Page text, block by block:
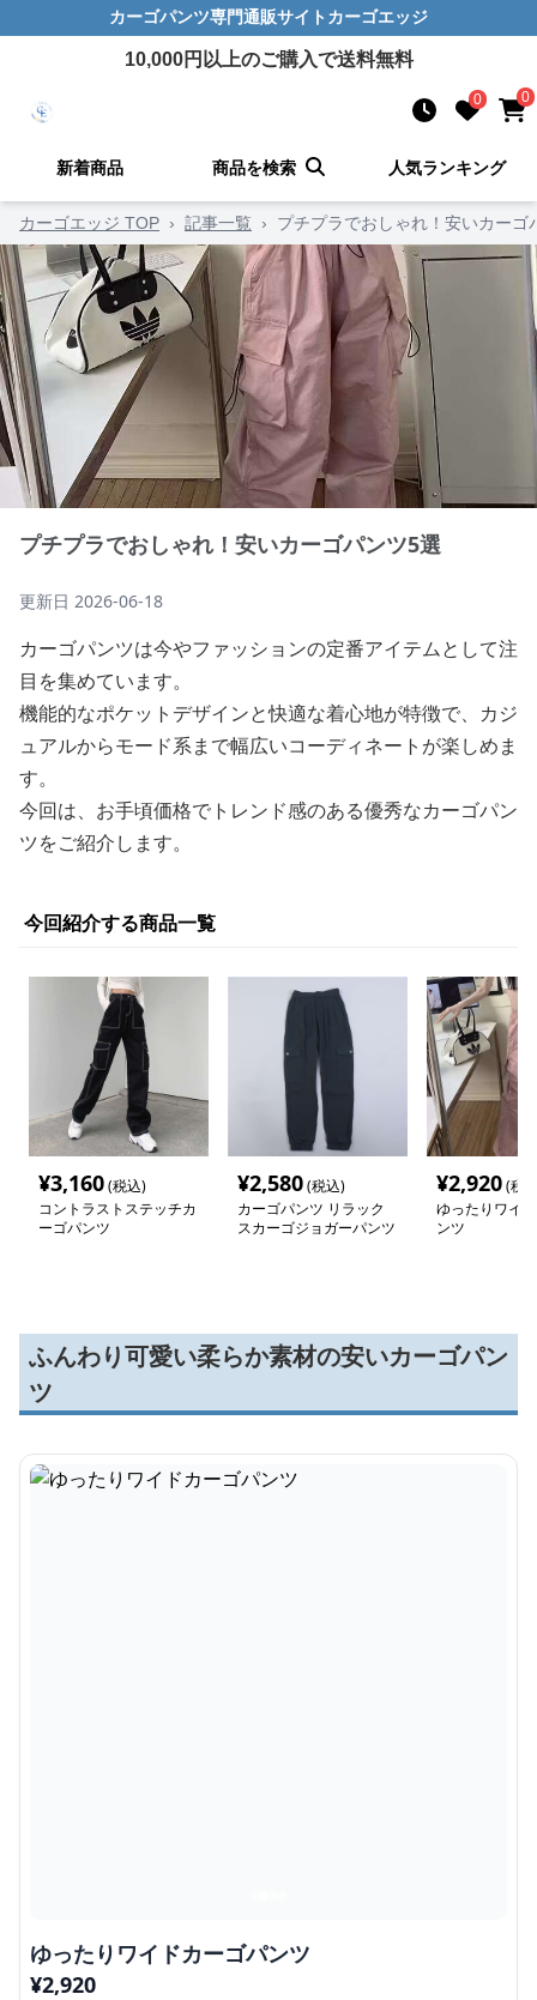
カーゴパンツ専門通販サイト カーゴエッジ
10,000円以上のご購入で送料無料
0 0
新着商品 商品を検索 人気ランキング
カーゴエッジ TOP › 記事一覧 › プチプラでおしゃれ！安いカーゴ
プチプラでおしゃれ！安いカーゴパンツ5選
更新日 2026-06-18
カーゴパンツは今やファッションの定番アイテムとして注
目を集めています。
機能的なポケットデザインと快適な着心地が特徴で、カジ
ュアルからモード系まで幅広いコーディネートが楽しめま
す。
今回は、お手頃価格でトレンド感のある優秀なカーゴパン
ツをご紹介します。
今回紹介する商品一覧
¥3,160(税込)
コントラストステッチカ
ーゴパンツ
¥2,580(税込)
カーゴパンツ リラック
スカーゴジョガーパンツ
¥2,920(税
ゆったりワイ
ンツ
ふんわり可愛い柔らか素材の安いカーゴパン
ツ
ゆったりワイドカーゴパンツ
¥2,920